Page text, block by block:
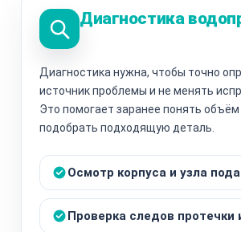
Диагностика
Диагностика нужна, чтобы точно
источник проблемы и не менять
Это помогает заранее понять объём
подобрать подходящую деталь.
Осмотр корпуса и узла
Проверка следов протечки